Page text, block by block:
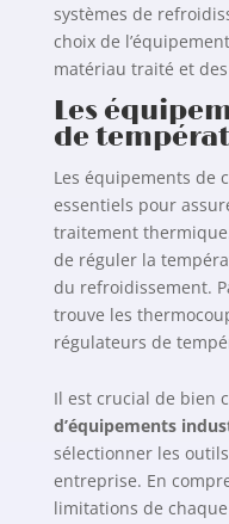
systèmes de
choix de
matériau traité et
Les
de
Les équipements de
essentiels pour
traitement
de réguler la
du refroidissement.
trouve les
régulateurs de
Il est crucial de bien
d’équipements
sélectionner les
entreprise. En
limitations de